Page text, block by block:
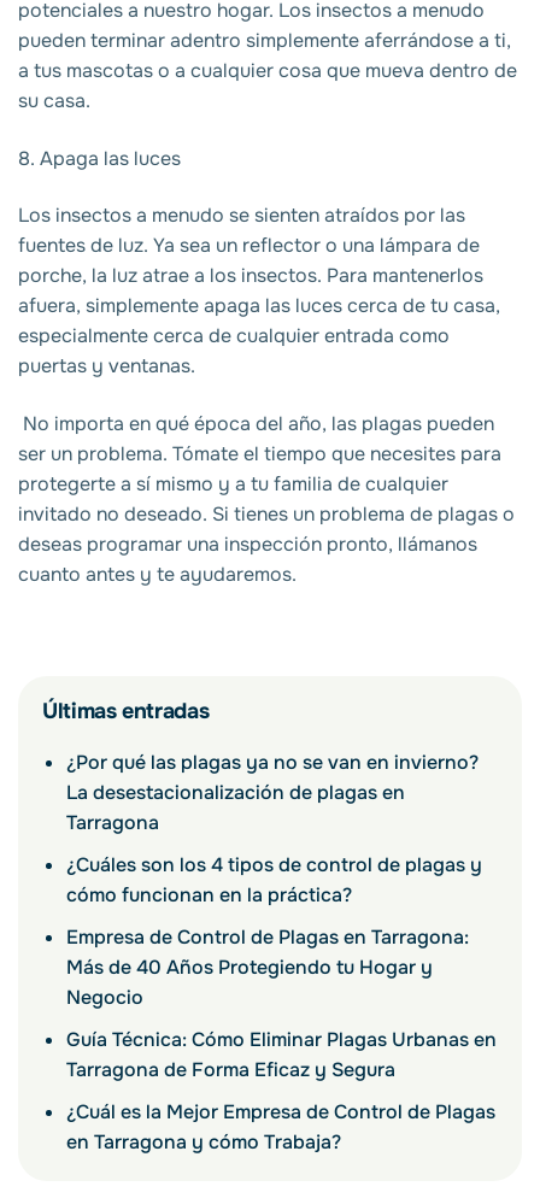
potenciales a nuestro hogar. Los insectos a menudo
pueden terminar adentro simplemente aferrándose a ti,
a tus mascotas o a cualquier cosa que mueva dentro de
su casa.
8. Apaga las luces
Los insectos a menudo se sienten atraídos por las
fuentes de luz. Ya sea un reflector o una lámpara de
porche, la luz atrae a los insectos. Para mantenerlos
afuera, simplemente apaga las luces cerca de tu casa,
especialmente cerca de cualquier entrada como
puertas y ventanas.
No importa en qué época del año, las plagas pueden
ser un problema. Tómate el tiempo que necesites para
protegerte a sí mismo y a tu familia de cualquier
invitado no deseado. Si tienes un problema de plagas o
deseas programar una inspección pronto, llámanos
cuanto antes y te ayudaremos.
Últimas entradas
¿Por qué las plagas ya no se van en invierno?
La desestacionalización de plagas en
Tarragona
¿Cuáles son los 4 tipos de control de plagas y
cómo funcionan en la práctica?
Empresa de Control de Plagas en Tarragona:
Más de 40 Años Protegiendo tu Hogar y
Negocio
Guía Técnica: Cómo Eliminar Plagas Urbanas en
Tarragona de Forma Eficaz y Segura
¿Cuál es la Mejor Empresa de Control de Plagas
en Tarragona y cómo Trabaja?